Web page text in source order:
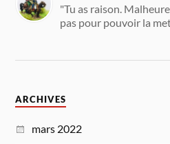
"Tu as raison.
pas pour pouvoir la
ARCHIVES
mars 2022